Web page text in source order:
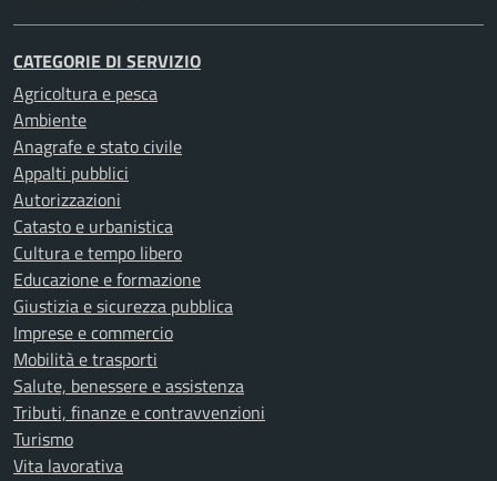
CATEGORIE DI SERVIZIO
Agricoltura e pesca
Ambiente
Anagrafe e stato civile
Appalti pubblici
Autorizzazioni
Catasto e urbanistica
Cultura e tempo libero
Educazione e formazione
Giustizia e sicurezza pubblica
Imprese e commercio
Mobilità e trasporti
Salute, benessere e assistenza
Tributi, finanze e contravvenzioni
Turismo
Vita lavorativa